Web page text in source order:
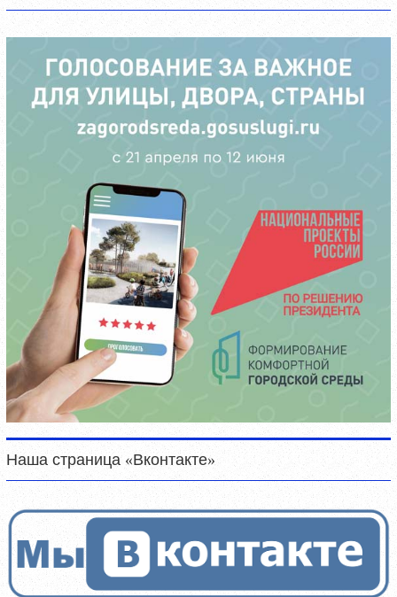
Наша страница «Вконтакте»